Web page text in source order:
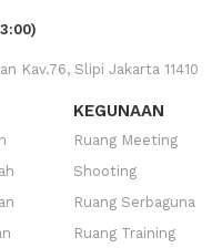
Kav.76, Slipi Jakarta 11410
KEGUNAAN
Ruang Meeting
Shooting
Ruang Serbaguna
Ruang Training